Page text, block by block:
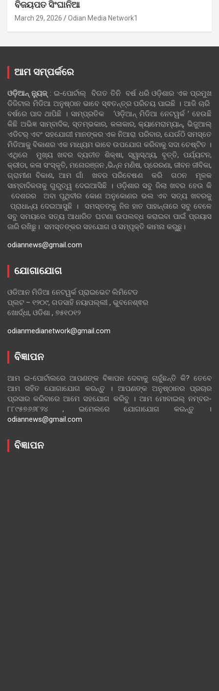
ବିଜୟପତ ସିଂଘାନିଆ
March 29, 2026 Odian Media Network1
ଆମ ସମ୍ପର୍କରେ
ଓଡ଼ିଆନ୍‍ ନ୍ୟୁଜ୍‍: ଇ-ପୋର୍ଟାଲ୍ ବିଗତ ତିନି ବର୍ଷ ଧରି ଓଡ଼ିଶାର ଏକ ପ୍ରମୁଖ
ଡିଜିଟାଲ ମିଡିଆ ଅନୁଷ୍ଠାନ ଭାବେ ସ୍ଵତନ୍ତ୍ର ପରିଚୟ ପାଇଛି । ଆଜି ଚାରି
ବର୍ଷରେ ପାଦ ଥାପିଛି । ସାମ୍ପ୍ରତିକ ‘ଓଡ଼ିଆନ୍‍ ମିଡିଆ ନେଟୱର୍କ ’ ହେଉଛି
କିଛି ଅଭିଜ୍ଞ ସାମ୍ବାଦିକ, ସ୍ତମ୍ଭକାର, କଳାକାର, କ୍ୟାମେରାମ୍ୟାନ୍, ଭିଜୁଆଲ୍
ଏଡିଟର୍ ଏବଂ ସହଯୋଗୀ ମାନଙ୍କର ଏକ ନିଆରା ପରିବାର, ଯେଉଁଠି ସମସ୍ତେ
ମିଡିଆକୁ ବିକାଶର ଏକ ମାଧ୍ୟମ ଭାବେ ଉପଯୋଗ କରିବାକୁ ସଦା ଚେଷ୍ଟିତ ।
ଏଥିରେ ମୁଖ୍ୟ ଖବର ବ୍ୟତୀତ ଶିକ୍ଷା, ସ୍ୱାସ୍ଥ୍ୟ, ବୃତ୍ତି, ପର୍ଯ୍ୟଟନ,
କ୍ରୀଡା, କଳା ସଂସ୍କୃତି, ମନୋରଞ୍ଜନ ,ଭିନ୍ନ ମଣିଷ, ପ୍ରେରଣା, ଜୀବନ ଜୀବିକା,
ଗ୍ରାମୀଣ ବିକାଶ, ଆମ ଗାଁ ଖବର ପରିବେଷଣ କରି ଗଠନ ମୂଳକ
ସାମ୍ବାଦିକତାକୁ ଗୁରୁତ୍ୱ ଦେଇଆସିଛି । ଓଡ଼ିଶାର ସବୁ ଜିଲା ଖବର ହେଉ କି
ଦେଶରର ଅବା ପୃଥିବୀର କୋଣ ଅନୁକୋଣର ଭଲ ଏବ ସତ୍ୟ ଖବରକୁ
ପ୍ରାଧାନ୍ୟ ଦେଇଆସୁଛି । ସମସ୍ତଙ୍କୁ ନିଜ ହାତ ପାହାନ୍ତାରେ ସବୁ ବେଳେ
ସବୁ ସମୟରେ ସତ୍ୟ ଆଧାରିତ ଘଟଣା ଉପଲବ୍ଧ କରାଇବା ପାଇଁ ପ୍ରୟାସ
ଜାରି ରଖିଛୁ। ସମସ୍ତଙ୍କର ସହଯୋଗ ଓ ସମ୍ପୃକ୍ତି କାମନା କରୁଛୁ।
odiannews@gmail.com
ଯୋଗାଯୋଗ
ଓଡିଆନ ମିଡିଆ ନେଟୱର୍କ ପ୍ରାଇଭେଟ ଲିମିଟେଡ
ପ୍ଲଟ – ୧୨୦୯, ଗଡସାହି ନୟାପଲ୍ଲୀ , ଭୁବନେଶ୍ଵର
ଖୋର୍ଦ୍ଧା, ଓଡିଶା , ୭୫୧୦୧୨
odianmedianetwork@gmail.com
ବିଜ୍ଞାପନ
ଆମ ଇ-ପୋର୍ଟାଲରେ ଆପଣଙ୍କ ବିଜ୍ଞାପନ ଦେବାକୁ ଚାହୁଁଛନ୍ତି କି? ତେବେ
ଆମ ସହିତ ଯୋଗାଯୋଗ କରନ୍ତୁ । ଆପଣଙ୍କ ଅନୁଷ୍ଠାନର ପ୍ରଚାର
ପ୍ରସାର କରିବାରେ ଆମେ ସହଯୋଗ କରିବୁ । ଆମ ମୋବାଇଲ୍ ନମ୍ବର-
୮୮୯୫୭୬୬୮୨୪ , ଇମେଲରେ ଯୋଗାଯୋଗ କରନ୍ତୁ ।
odiannews@gmail.com
ବିଜ୍ଞାପନ